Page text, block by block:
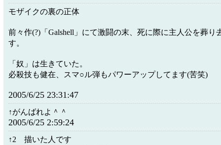
モザイクの裏の正体
前々作(?)「Galshell」にて激闘の末、死に際に主人公を葬り
す。
「奴」は生きていた。
必殺技も健在、スマ○ル弾もパワーアップしてます(苦笑)
2005/6/25 23:31:47
↑がんばれよ＾＾
2005/6/25 2:59:24
↑2 描いた人です